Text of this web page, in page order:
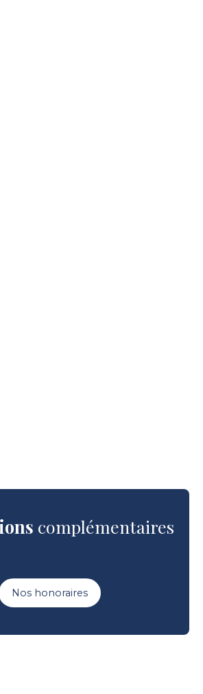
complémentaires
Nos honoraires